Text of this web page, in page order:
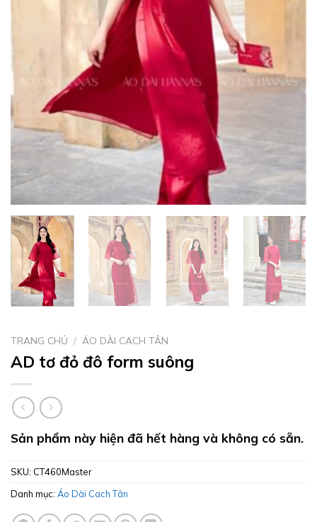
TRANG CHỦ / ÁO DÀI CACH TÂN
AD tơ đỏ đô form suông
Sản phẩm này hiện đã hết hàng và không có sẵn.
SKU: CT460Master
Danh mục: Áo Dài Cach Tân